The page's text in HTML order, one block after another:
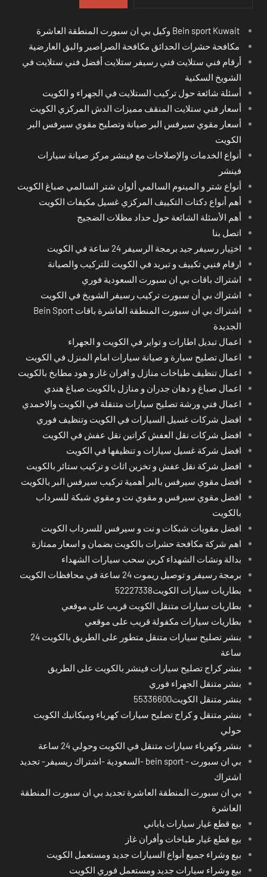
مكافحة حشرات الحدائق مكافحة الصراصير والبق العارضية
أرقام فني ستلايت فني رسيفر ستلايت أفضل فني ستلايت في
الشويخ السكنية
أسئلة شائعة حول تركيب الستلايت في الجهراء و الكويت
أسعار فني ستلايت المنقف مميزات الدش المركزي الكويت
أسعار مقوي سيرفس البر صيانة وتصليح مقوي سيرفس البر
الكويت
أنواع الخدمات والإصلاحات مع فينشر مركز صيانة سيارات
فينشر
أنواع شتر و المينوم السالمي ألوان شتر السالمي صباغ الكويت
أهم أنواع دكتات التكييف المركزي غسيل مكيفات الكويت
أهم الأسئلة الشائعة حول حداد مظلات الضجيج
اتصل بنا
اختِيار رسيفر جيد برمجة الرسيفر 24 ساعة في الكويت
ارقام فنيي تكييف و تبريد في الكويت للتركيب والصيانة
اشتراك باقات بي ان سبورت السعودية فوري
اشتراك بي أن سبورت تركيب رسيفر الشويخ في الكويت
اشتراك بي ان سبورت المنطقة العاشرة باقات Bein Sport
الجديدة
اعمال تبديل اطارات و تواير في الكويت و الجهراء
اعمال تصليح سيارة و صيانة سيارات امام المنزل في الكويت
اعمال تنظيف طباخات منازل و افران غاز و هود مطابخ بالكويت
اعمال صباغ و دهان جدران و منازل بالكويت صباغ هندي
اعمال فني ورشة تصليح سيارات متنقلة في الكويت والاحمدي
افضل شركات غسيل السيارات في الكويت وتنظيف فوري
افضل شركات نقل العفش كراتين نقل عفش في الكويت
افضل شركة غسيل سيارات و تنظيفها في الكويت
افضل شركة نقل عفش و تخزين اثاث و تركيب ستائر بالكويت
افضل مقوي سيرفس بالبر أهمية تركيب سيرفس البر بالكويت
افضل مقوي سيرفس و مقوي نت و مقوي شبكة للسرداب
بالكويت
افضل مقويات شبكات و نت و سيرفس للسرداب الكويت
اهم شركة مكافحة حشرات بالكويت بضمان و اسعار ممتازة
بدالة ونشات الشهداء كرين سحب سيارات الشهداء
برمجة رسيفر و توصيل ريموت 24 ساعة في محافظات الكويت
بطاريات سيارات الكويت52227338
بطاريات سيارات متنقل الكويت قريب على موقعي
بطاريات سيارات مكفولة قريب على موقعي
بنشر تصليح سيارات متنقل متطور على الطريق بالكويت 24
ساعة
بنشر كراج تصليح سيارات فينشر بالكويت على الطريق
بنشر متنقل الجهراء فوري
بنشر متنقل الكويت55336600
بنشر متنقل و كراج تصليح سيارات كهرباء وميكانيك الكويت
حولي
بنشر وكهرباء سيارات متنقل في الكويت وحولي 24 ساعة
بي ان سبورت - bein sport -السعودية -اشتراك ريسيفر- تجديد
اشتراك
بي ان سبورت المنطقة العاشرة تجديد بي ان سبورت المنطقة
العاشرة
بيع قطع غيار سيارات ياباني
بيع قطع غيار طباخات وأفران غاز
بيع وشراء جميع أنواع السيارات جديد ومستعمل الكويت
بيع وشراء سيارات جديد ومستعمل فوري الكويت